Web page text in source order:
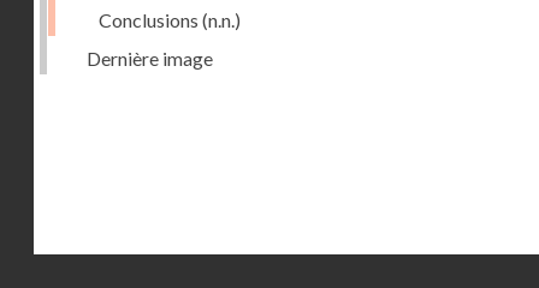
Conclusions (n.n.)
Dernière image